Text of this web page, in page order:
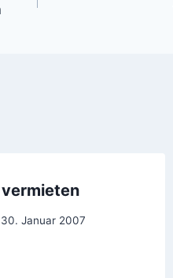
30. Januar 2007